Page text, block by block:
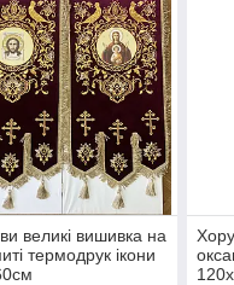
великі вишивка на
термодрук ікони